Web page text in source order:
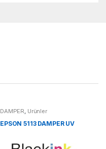
DAMPER, Ürünler
EPSON 5113 DAMPER UV